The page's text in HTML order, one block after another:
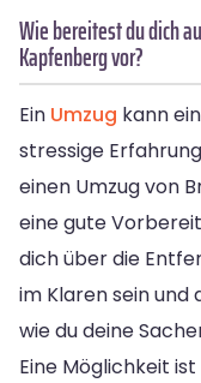
Wie bereitest du dich
Kapfenberg vor?
Ein Umzug kann
stressige
einen Umzug von
eine gute
dich über die
im Klaren sein
wie du deine
Eine Möglichkeit